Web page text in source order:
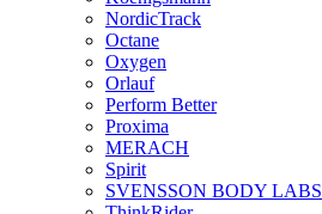
NordicTrack
Octane
Oxygen
Orlauf
Perform Better
Proxima
MERACH
Spirit
SVENSSON BODY LABS